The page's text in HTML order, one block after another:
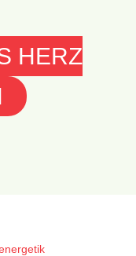
HERZ